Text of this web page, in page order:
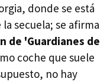
donde se está
secuela; se afirma
de 'Guardianes de
coche que suele
no hay